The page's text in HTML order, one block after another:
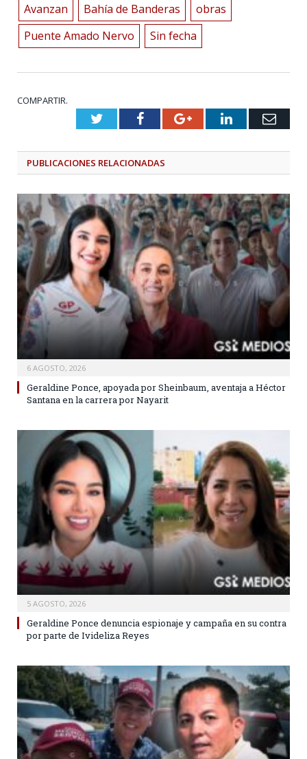
Avanzan Bahía de Banderas
obras
Puente Amado Nervo
Sin fecha
COMPARTIR.
TwitterFacebookGoogle+LinkedIn
PUBLICACIONES RELACIONADAS
6 AGOSTO, 2026
Geraldine Ponce, apoyada por Sheinbaum, aventaja a Héctor
Santana en la carrera por Nayarit
5 AGOSTO, 2026
Geraldine Ponce denuncia espionaje y campaña en su contra
por parte de Ivideliza Reyes